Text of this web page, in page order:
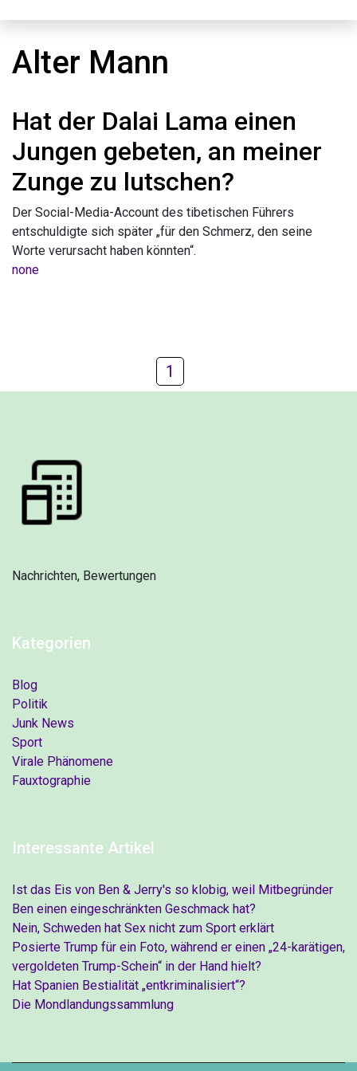
Alter Mann
Hat der Dalai Lama einen
Jungen gebeten, an meiner
Zunge zu lutschen?
Der Social-Media-Account des tibetischen Führers
entschuldigte sich später „für den Schmerz, den seine
Worte verursacht haben könnten“.
none
1
Nachrichten, Bewertungen
Kategorien
Blog
Politik
Junk News
Sport
Virale Phänomene
Fauxtographie
Interessante Artikel
Ist das Eis von Ben & Jerry's so klobig, weil Mitbegründer
Ben einen eingeschränkten Geschmack hat?
Nein, Schweden hat Sex nicht zum Sport erklärt
Posierte Trump für ein Foto, während er einen „24-karätigen,
vergoldeten Trump-Schein“ in der Hand hielt?
Hat Spanien Bestialität „entkriminalisiert“?
Die Mondlandungssammlung